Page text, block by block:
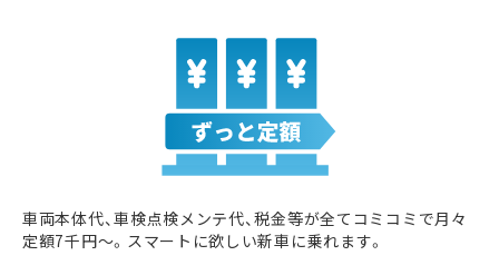
車両本体代、車検点検メンテ代、税金等が全てコミコミで月々
定額7千円〜。スマートに欲しい新車に乗れます。